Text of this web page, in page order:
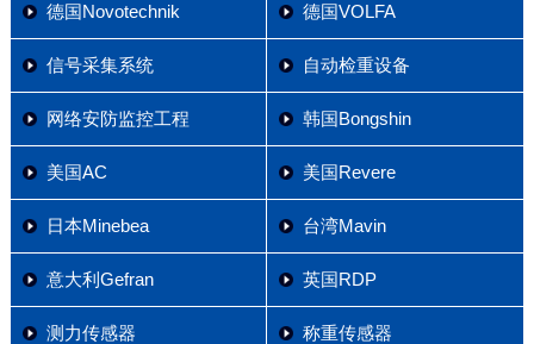
德国Novotechnik 德国VOLFA
信号采集系统 自动检重设备
网络安防监控工程 韩国Bongshin
美国AC 美国Revere
日本Minebea 台湾Mavin
意大利Gefran 英国RDP
测力传感器 称重传感器